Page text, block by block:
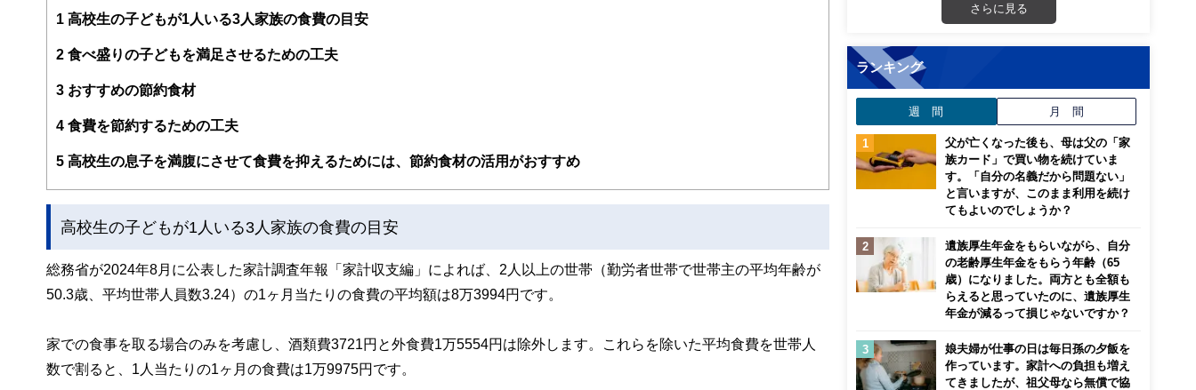
案から記事掲載まですべての工程に関わることで、読者目線のコンテンツを追求しています。
FinancialFieldの特徴は、ファイナンシャルプランナー、弁護士、税理士、宅地建物取引士、相続診断士、住宅ローンアドバイザー、DCプランナ
ー、公認会計士、社会保険労務士、行政書士、投資アナリスト、キャリアコンサルタントなど150名以上の有資格者を執筆者・監修者として迎
と、読み応えのあるコンテンツと確かな情報発信を実現しています。
私たちは、快適でより良い生活のアイデアを提供するお金のコンシェルジュを目指します。
1 高校生の子どもが1人いる3人家族の食費の目安
2 食べ盛りの子どもを満足させるための工夫
3 おすすめの節約食材
4 食費を節約するための工夫
5 高校生の息子を満腹にさせて食費を抑えるためには、節約食材の活用がおすすめ
高校生の子どもが1人いる3人家族の食費の目安
総務省が2024年8月に公表した家計調査年報「家計収支編」によれば、2人以上の世帯（勤労者世帯で世帯主の平均年齢が
50.3歳、平均世帯人員数3.24）の1ヶ月当たりの食費の平均額は8万3994円です。
家での食事を取る場合のみを考慮し、酒類費3721円と外食費1万5554円は除外します。これらを除いた平均食費を世帯人
数で割ると、1人当たりの1ヶ月の食費は1万9975円です。
さらに見る
ランキング
週 間 月 間
父が亡くなった後も、母は父の「家
族カード」で買い物を続けていま
す。「自分の名義だから問題ない」
と言いますが、このまま利用を続け
てもよいのでしょうか？
遺族厚生年金をもらいながら、自分
の老齢厚生年金をもらう年齢（65
歳）になりました。両方とも全額も
らえると思っていたのに、遺族厚生
年金が減るって損じゃないですか？
娘夫婦が仕事の日は毎日孫の夕飯を
作っています。家計への負担も増え
てきましたが、祖父母なら無償で協